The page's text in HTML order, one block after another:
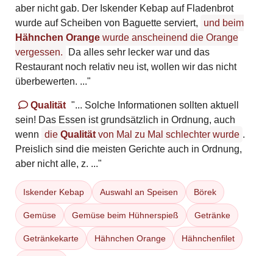
aber nicht gab. Der Iskender Kebap auf Fladenbrot
wurde auf Scheiben von Baguette serviert,
und beim
Hähnchen Orange wurde anscheinend die Orange
vergessen.
Da alles sehr lecker war und das
Restaurant noch relativ neu ist, wollen wir das nicht
überbewerten. ..."
Qualität "... Solche Informationen sollten aktuell
sein! Das Essen ist grundsätzlich in Ordnung, auch
wenn die Qualität von Mal zu Mal schlechter wurde .
Preislich sind die meisten Gerichte auch in Ordnung,
aber nicht alle, z. ..."
Iskender Kebap Auswahl an Speisen Börek
Gemüse Gemüse beim Hühnerspieß Getränke
Getränkekarte Hähnchen Orange Hähnchenfilet